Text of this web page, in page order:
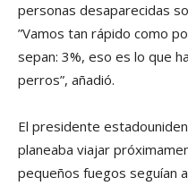
personas desaparecidas
”Vamos tan rápido como
sepan: 3%, eso es lo que
perros”, añadió.
El presidente
planeaba viajar
pequeños fuegos seguían